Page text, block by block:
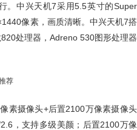
。中兴天机7采用5.5英寸的Super
像素，画质清晰。中兴天机7搭
处理器，Adreno 530图形处理器
素摄像头+后置2100万像素摄像头
，支持多级美颜；后置2100万像